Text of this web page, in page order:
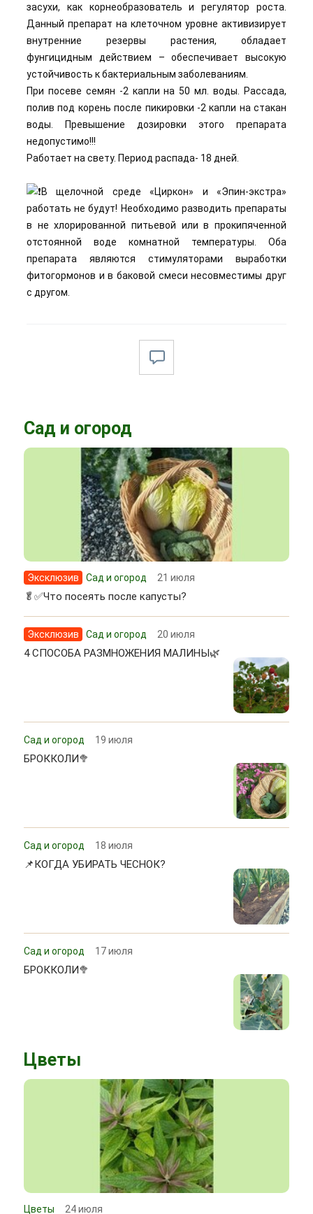
засухи, как корнеобразователь и регулятор роста.
Данный препарат на клеточном уровне активизирует
внутренние резервы растения, обладает
фунгицидным действием – обеспечивает высокую
устойчивость к бактериальным заболеваниям.
При посеве семян -2 капли на 50 мл. воды. Рассада,
полив под корень после пикировки -2 капли на стакан
воды. Превышение дозировки этого препарата
недопустимо!!!
Работает на свету. Период распада- 18 дней.
В щелочной среде «Циркон» и «Эпин-экстра»
работать не будут! Необходимо разводить препараты
в не хлорированной питьевой или в прокипяченной
отстоянной воде комнатной температуры. Оба
препарата являются стимуляторами выработки
фитогормонов и в баковой смеси несовместимы друг
с другом.
Сад и огород
Эксклюзив Сад и огород 21 июля
🥬✅Что посеять после капусты?
Эксклюзив Сад и огород 20 июля
4 СПОСОБА РАЗМНОЖЕНИЯ МАЛИНЫ🌿
Сад и огород 19 июля
БРОККОЛИ🥦
Сад и огород 18 июля
📌КОГДА УБИРАТЬ ЧЕСНОК?
Сад и огород 17 июля
БРОККОЛИ🥦
Цветы
Цветы 24 июля